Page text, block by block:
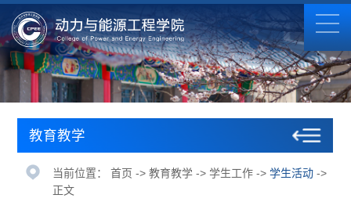
教育教学
当前位置：首页 ->教育教学 ->学生工作 ->学生活动 ->
正文